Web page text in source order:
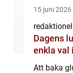
15 juni 2026
redaktionel
Dagens
enkla val
Att baka